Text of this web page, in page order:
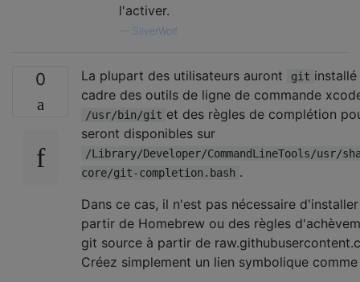
l'activer.
SilverWolf
0 La plupart des utilisateurs auront git
cadre des outils de ligne de commande
/usr/bin/git et des règles de complétion
seront disponibles sur
/Library/Developer/CommandLineTools/usr/
core/git-completion.bash .
Dans ce cas, il n'est pas nécessaire
partir de Homebrew ou des règles
git source à partir de
Créez simplement un lien symbolique